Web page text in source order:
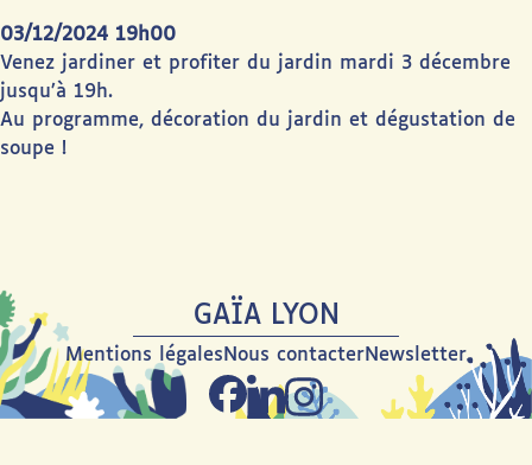
03/12/2024 19h00
Venez jardiner et profiter du jardin mardi 3 décembre
jusqu’à 19h.
Au programme, décoration du jardin et dégustation de
soupe !
GAÏA LYON
Mentions légales Nous contacterNewsletter